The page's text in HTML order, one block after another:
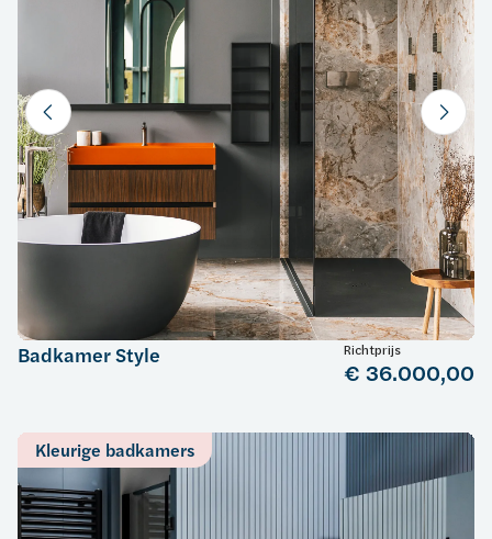
Badkamer Style Richtprijs
€ 36.000,00
Kleurige badkamers